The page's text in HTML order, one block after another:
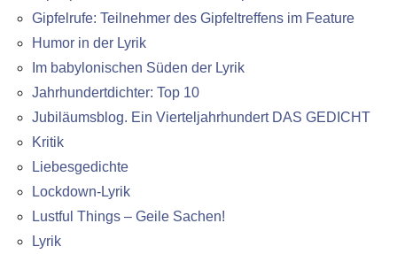
Gipfelrufe: Teilnehmer des Gipfeltreffens im Feature
Humor in der Lyrik
Im babylonischen Süden der Lyrik
Jahrhundertdichter: Top 10
Jubiläumsblog. Ein Vierteljahrhundert DAS GEDICHT
Kritik
Liebesgedichte
Lockdown-Lyrik
Lustful Things – Geile Sachen!
Lyrik